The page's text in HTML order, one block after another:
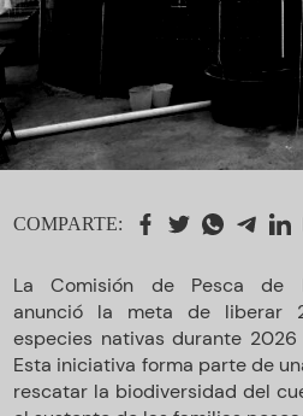
COMPARTE:
La Comisión de Pesca de
anunció la meta de liberar
especies nativas durante
Esta iniciativa forma parte de
rescatar la biodiversidad del